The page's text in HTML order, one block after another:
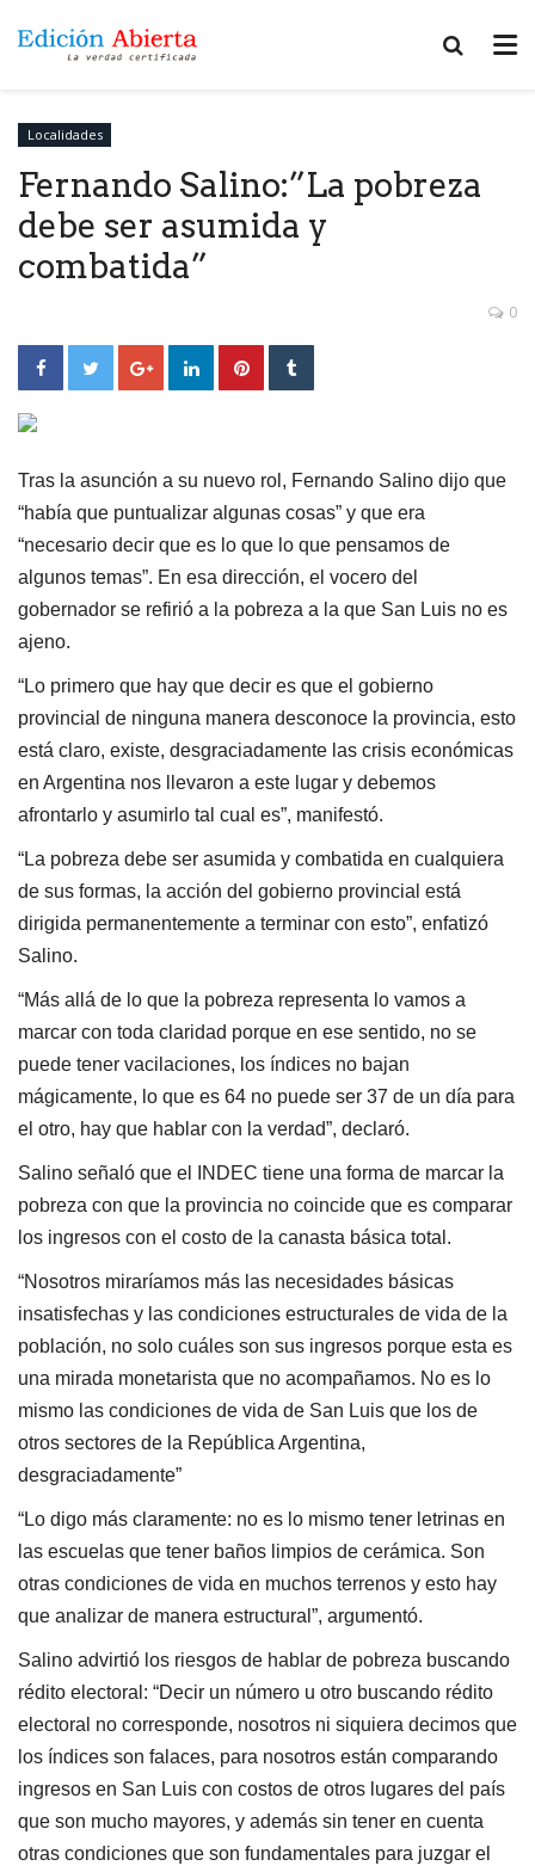
Localidades
Fernando Salino:”La pobreza
debe ser asumida y
combatida”
0
Tras la asunción a su nuevo rol, Fernando Salino dijo que
“había que puntualizar algunas cosas” y que era
“necesario decir que es lo que lo que pensamos de
algunos temas”. En esa dirección, el vocero del
gobernador se refirió a la pobreza a la que San Luis no es
ajeno.
“Lo primero que hay que decir es que el gobierno
provincial de ninguna manera desconoce la provincia, esto
está claro, existe, desgraciadamente las crisis económicas
en Argentina nos llevaron a este lugar y debemos
afrontarlo y asumirlo tal cual es”, manifestó.
“La pobreza debe ser asumida y combatida en cualquiera
de sus formas, la acción del gobierno provincial está
dirigida permanentemente a terminar con esto”, enfatizó
Salino.
“Más allá de lo que la pobreza representa lo vamos a
marcar con toda claridad porque en ese sentido, no se
puede tener vacilaciones, los índices no bajan
mágicamente, lo que es 64 no puede ser 37 de un día para
el otro, hay que hablar con la verdad”, declaró.
Salino señaló que el INDEC tiene una forma de marcar la
pobreza con que la provincia no coincide que es comparar
los ingresos con el costo de la canasta básica total.
“Nosotros miraríamos más las necesidades básicas
insatisfechas y las condiciones estructurales de vida de la
población, no solo cuáles son sus ingresos porque esta es
una mirada monetarista que no acompañamos. No es lo
mismo las condiciones de vida de San Luis que los de
otros sectores de la República Argentina,
desgraciadamente”
“Lo digo más claramente: no es lo mismo tener letrinas en
las escuelas que tener baños limpios de cerámica. Son
otras condiciones de vida en muchos terrenos y esto hay
que analizar de manera estructural”, argumentó.
Salino advirtió los riesgos de hablar de pobreza buscando
rédito electoral: “Decir un número u otro buscando rédito
electoral no corresponde, nosotros ni siquiera decimos que
los índices son falaces, para nosotros están comparando
ingresos en San Luis con costos de otros lugares del país
que son mucho mayores, y además sin tener en cuenta
otras condiciones que son fundamentales para juzgar el